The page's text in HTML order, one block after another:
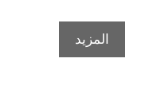
المزيد
العالم